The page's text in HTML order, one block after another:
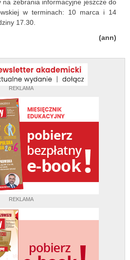
REKLAMA
REKLAMA
zebrania informacyjne jeszcze do
w terminach: 10 marca i 14
17.30.
(ann)